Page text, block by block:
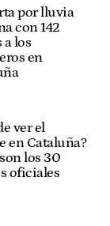
por lluvia
con 142
a los
en
ver el
en Cataluña?
los 30
oficiales